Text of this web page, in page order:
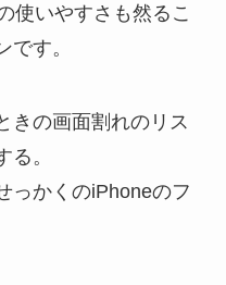
使いやすさも然るこ
です。
きの画面割れのリス
。
っかくのiPhoneのフ